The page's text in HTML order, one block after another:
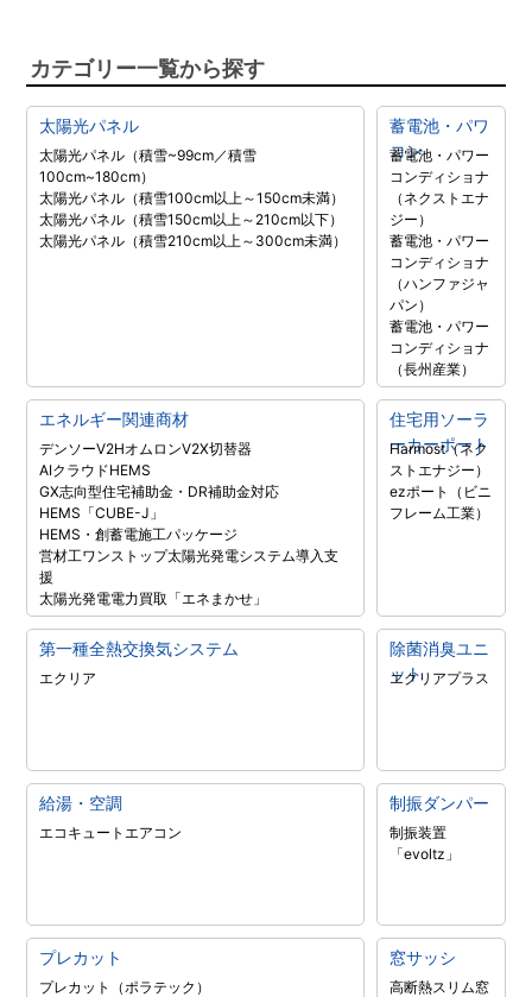
カテゴリー一覧から探す
太陽光パネル
太陽光パネル（積雪~99cm／積雪
100cm~180cm）
太陽光パネル（積雪100cm以上～150cm未満）
太陽光パネル（積雪150cm以上～210cm以下）
太陽光パネル（積雪210cm以上～300cm未満）
蓄電池・パワ
コン
蓄電池・パワー
コンディショナ
（ネクストエナ
ジー）
蓄電池・パワー
コンディショナ
（ハンファジャ
パン）
蓄電池・パワー
コンディショナ
（長州産業）
エネルギー関連商材
デンソーV2HオムロンV2X切替器
AIクラウドHEMS
GX志向型住宅補助金・DR補助金対応
HEMS「CUBE-J」
HEMS・創蓄電施工パッケージ
営材工ワンストップ太陽光発電システム導入支
援
太陽光発電電力買取「エネまかせ」
住宅用ソーラ
ーカーポート
Harmost（ネク
ストエナジー）
ezポート（ビニ
フレーム工業）
第一種全熱交換気システム
エクリア
除菌消臭ユニ
ット
エクリアプラス
給湯・空調
エコキュート エアコン
制振ダンパー
制振装置
「evoltz」
プレカット
プレカット（ポラテック）
窓サッシ
高断熱スリム窓